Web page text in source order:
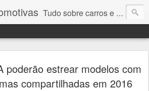
Tudo sobre carros e motores
poderão estrear modelos com
compartilhadas em 2016